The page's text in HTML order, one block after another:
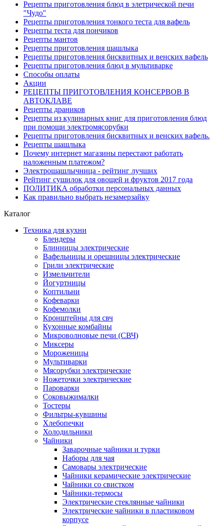
Рецепты приготовления блюд в элетрической печи
"Чудо"
Рецепты приготовления тонкого теста для вафель
Рецепты теста для пончиков
Рецепты мантов
Рецепты приготовления шашлыка
Рецепты приготовления бисквитных и венских вафель
Рецепты приготовления блюд в мультиварке
Способы оплаты
Акции
РЕЦЕПТЫ ПРИГОТОВЛЕНИЯ КОНСЕРВОВ В
АВТОКЛАВЕ
Рецепты драников
Рецепты из кулинарных книг для приготовления блюд
при помощи электромясорубки
Рецепты приготовления бисквитных и венских вафель.
Рецепты шашлыка
Почему интернет магазины перестают работать
наложенным платежом?
Электрошашлычница - рейтинг лучших
Рейтинг сушилок для овощей и фруктов 2017 года
ПОЛИТИКА обработки персональных данных
Как правильно выбрать незамерзайку
Каталог
Техника для кухни
Блендеры
Блинницы электрические
Вафельницы и орешницы электрические
Грили электрические
Измельчители
Йогуртницы
Коптильни
Кофеварки
Кофемолки
Кронштейны для свч
Кухонные комбайны
Микроволновые печи (СВЧ)
Миксеры
Мороженицы
Мультиварки
Мясорубки электрические
Ножеточки электрические
Пароварки
Соковыжималки
Тостеры
Фильтры-кувшины
Хлебопечки
Холодильники
Чайники
Заварочные чайники и турки
Наборы для чая
Самовары электрические
Чайники керамические электрические
Чайники со свистком
Чайники-термосы
Электрические стеклянные чайники
Электрические чайники в пластиковом
корпусе